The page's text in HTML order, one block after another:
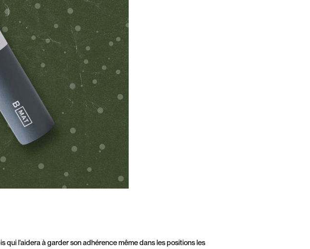
l'aidera à garder son adhérence même dans les positions les